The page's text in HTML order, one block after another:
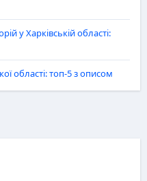
у Харківській області:
області: топ-5 з описом